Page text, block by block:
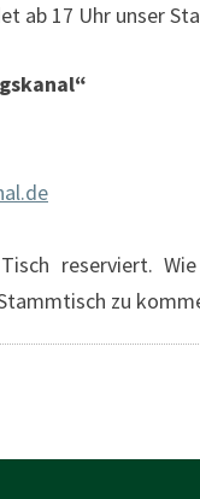
ab 17 Uhr unser
reserviert.
zu